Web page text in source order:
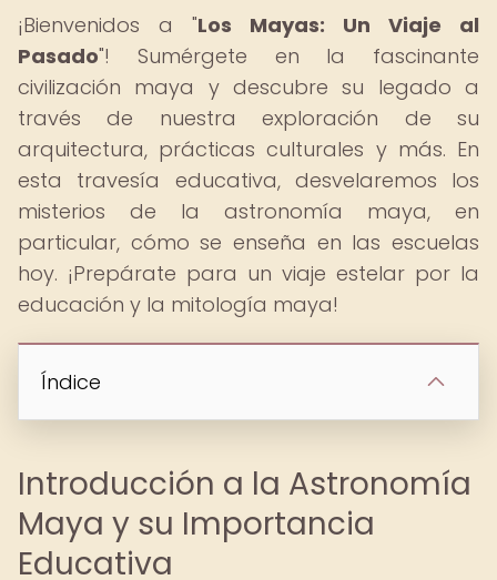
¡Bienvenidos a "Los Mayas: Un Viaje al
Pasado"! Sumérgete en la fascinante
civilización maya y descubre su legado a
través de nuestra exploración de su
arquitectura, prácticas culturales y más. En
esta travesía educativa, desvelaremos los
misterios de la astronomía maya, en
particular, cómo se enseña en las escuelas
hoy. ¡Prepárate para un viaje estelar por la
educación y la mitología maya!
Índice
Introducción a la Astronomía
Maya y su Importancia
Educativa